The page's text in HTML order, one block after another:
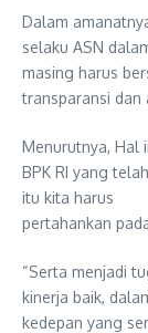
Dalam
selaku ASN
masing harus
transparansi
Menurutnya, Hal
BPK RI yang
itu kita harus
pertahankan
“Serta menjadi
kinerja baik,
kedepan yang